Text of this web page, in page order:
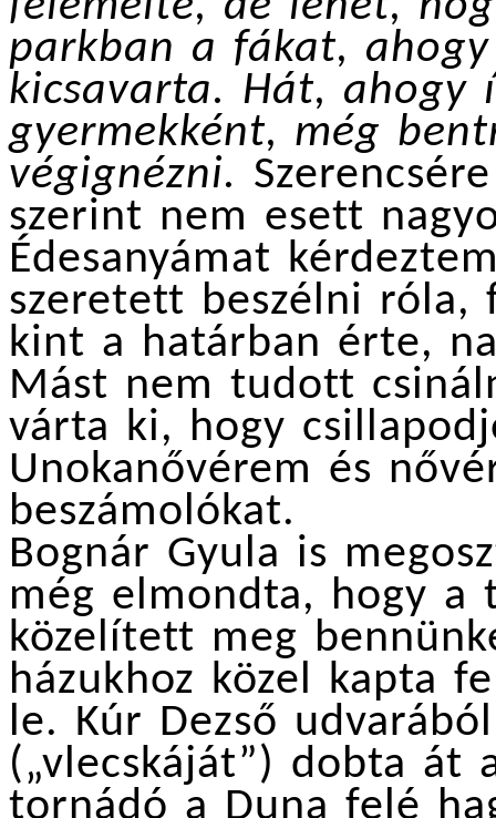
parkban a fákat,
kicsavarta. Hát, ahogy
gyermekként, még
végignézni.
szerint nem esett
Édesanyámat
szeretett beszélni
kint a határban érte,
Mást nem tudott
várta ki, hogy
Unokanővérem és
beszámolókat.
Bognár Gyula is
még elmondta, hogy a
közelített meg
házukhoz közel kapta
le. Kúr Dezső
(„vlecskáját”) dobta át
tornádó a Duna felé